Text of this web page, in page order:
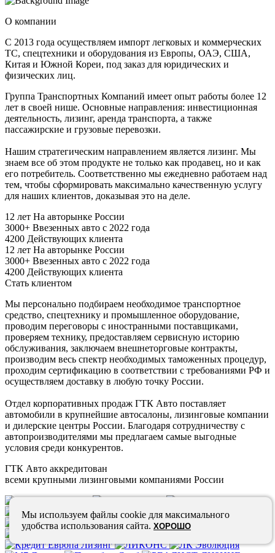
О компании
С 2013 года осуществляем импорт легковых и коммерческих
ТС, спецтехники и оборудования из Европы, ОАЭ, США,
Китая и Южной Кореи, под заказ для юридических и
физических лиц.
Группа Транспортных Компаний имеет опыт работы более 12
лет в своей нише. Основные направления: инвестиционная
деятельность, лизинг, аренда транспорта, а также
пассажирские и грузовые перевозки.
Нашим стратегическим направлением является лизинг. Мы
знаем все об этом продукте не только как продавец, но и как
его потребитель. Соответственно мы ежедневно работаем над
тем, чтобы сформировать максимально качественную услугу
для наших клиентов, доказывая это на деле.
12 лет На авторынке России
3000+ Ввезенных авто с 2022 года
4200 Действующих клиента
12 лет На авторынке России
3000+ Ввезенных авто с 2022 года
4200 Действующих клиента
Стать клиентом
Мы персонально подбираем необходимое транспортное
средство, спецтехнику и промышленное оборудование,
проводим переговоры с иностранными поставщиками,
проверяем технику, предоставляем сервисную историю
обслуживания, заключаем внешнеторговые контракты,
производим весь спектр необходимых таможенных процедур,
проходим сертификацию в соответствии с требованиями РФ и
осуществляем доставку в любую точку России.
Отдел корпоративных продаж ГТК Авто поставляет
автомобили в крупнейшие автосалоны, лизинговые компании
и дилерские центры России. Благодаря сотрудничеству с
автопроизводителями мы предлагаем самые выгодные
условия среди конкурентов.
ГТК Авто аккредитован
всеми крупными лизинговыми компаниями России
Мы используем файлы cookie для максимального
удобства использования сайта. ХОРОШО